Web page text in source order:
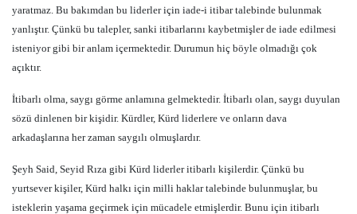
yaratmaz. Bu bakımdan bu liderler için iade-i itibar talebinde bulunmak
yanlıştır. Çünkü bu talepler, sanki itibarlarını kaybetmişler de iade edilmesi
isteniyor gibi bir anlam içermektedir. Durumun hiç böyle olmadığı çok
açıktır.
İtibarlı olma, saygı görme anlamına gelmektedir. İtibarlı olan, saygı duyulan
sözü dinlenen bir kişidir. Kürdler, Kürd liderlere ve onların dava
arkadaşlarına her zaman saygılı olmuşlardır.
Şeyh Said, Seyid Rıza gibi Kürd liderler itibarlı kişilerdir. Çünkü bu
yurtsever kişiler, Kürd halkı için milli haklar talebinde bulunmuşlar, bu
isteklerin yaşama geçirmek için mücadele etmişlerdir. Bunu için itibarlı